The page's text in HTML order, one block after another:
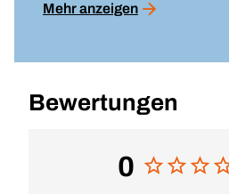
Mehr anzeigen
Bewertungen
0